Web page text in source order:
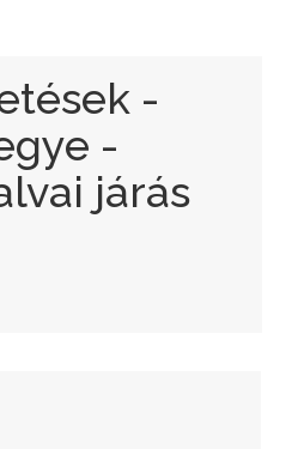
-
-
járás